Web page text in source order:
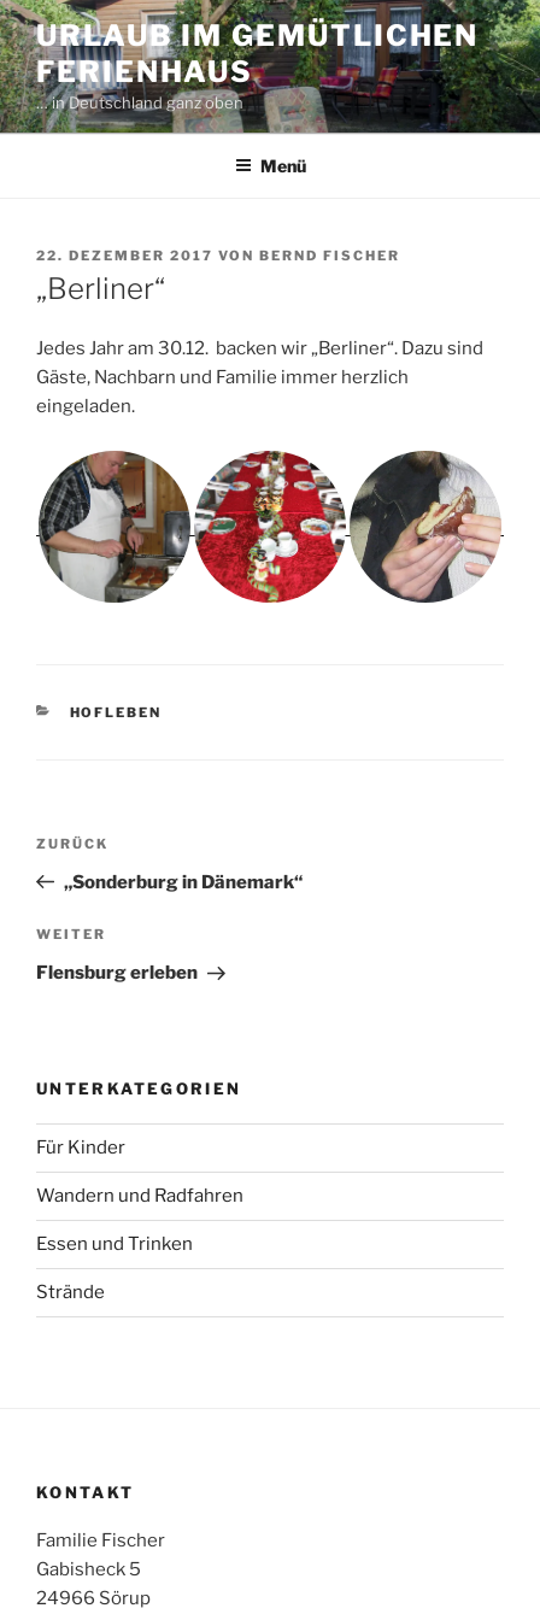
Zum
Inhalt
springen
URLAUB IM GEMÜTLICHEN
FERIENHAUS
… in Deutschland ganz oben
Menü
VERÖFFENTLICHT
AM
22. DEZEMBER 2017 VON BERND FISCHER
„Berliner“
Jedes Jahr am 30.12. backen wir „Berliner“. Dazu sind
Gäste, Nachbarn und Familie immer herzlich
eingeladen.
KATEGORIEN
HOFLEBEN
Beitragsnavigation
Vorheriger
Beitrag
ZURÜCK
„Sonderburg in Dänemark“
Nächster
Beitrag
WEITER
Flensburg erleben
UNTERKATEGORIEN
Für Kinder
Wandern und Radfahren
Essen und Trinken
Strände
KONTAKT
Familie Fischer
Gabisheck 5
24966 Sörup